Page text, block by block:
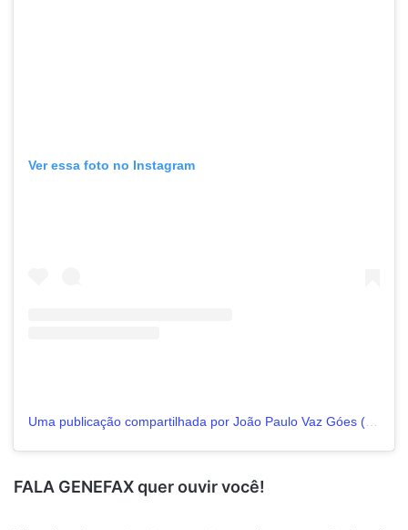
Ver essa foto no Instagram
FALA GENEFAX quer ouvir você!